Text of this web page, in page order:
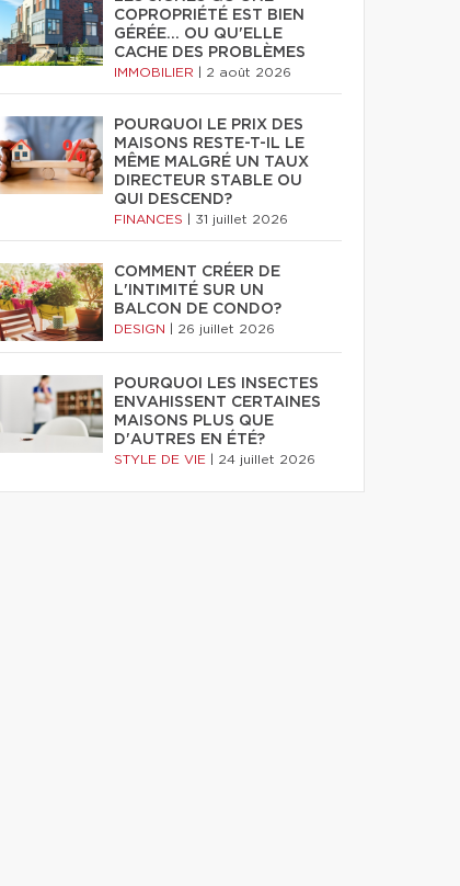
COPROPRIÉTÉ EST BIEN
GÉRÉE… OU QU'ELLE
CACHE DES PROBLÈMES
IMMOBILIER 2 août 2026
POURQUOI LE PRIX DES
MAISONS RESTE-T-IL LE
MÊME MALGRÉ UN TAUX
DIRECTEUR STABLE OU
QUI DESCEND?
FINANCES 31 juillet 2026
COMMENT CRÉER DE
L'INTIMITÉ SUR UN
BALCON DE CONDO?
DESIGN 26 juillet 2026
POURQUOI LES INSECTES
ENVAHISSENT CERTAINES
MAISONS PLUS QUE
D'AUTRES EN ÉTÉ?
STYLE DE VIE 24 juillet 2026